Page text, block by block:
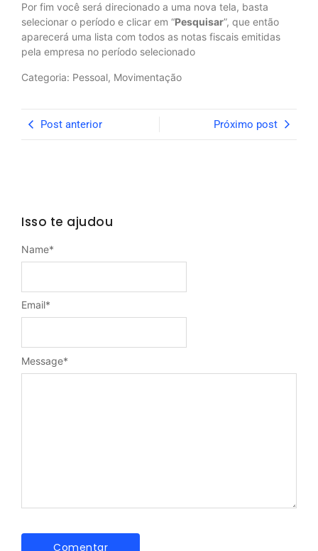
Por fim você será direcionado a uma nova tela, basta
selecionar o período e clicar em “Pesquisar”, que então
aparecerá uma lista com todos as notas fiscais emitidas
pela empresa no período selecionado
Categoria: Pessoal, Movimentação
Post anterior Próximo post
Isso te ajudou
Message*
Name*
Email*